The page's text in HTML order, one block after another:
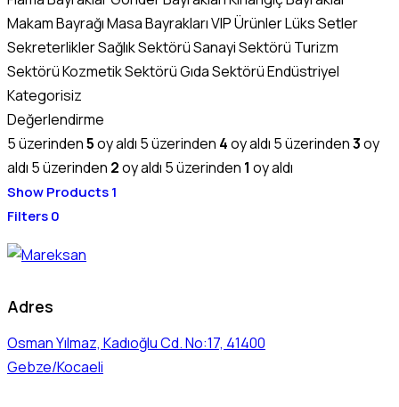
Makam BayrağıMasa BayraklarıVIP ÜrünlerLüks Setler
SekreterliklerSağlık SektörüSanayi Sektörü Turizm
SektörüKozmetik SektörüGıda SektörüEndüstriyel
Kategorisiz
Değerlendirme
5 üzerinden5oy aldı 5 üzerinden 4oy aldı 5 üzerinden3oy
aldı 5 üzerinden 2oy aldı 5 üzerinden 1 oy aldı
Show Products1
Filters0
Adres
Osman Yılmaz, Kadıoğlu Cd. No:17, 41400
Gebze/Kocaeli